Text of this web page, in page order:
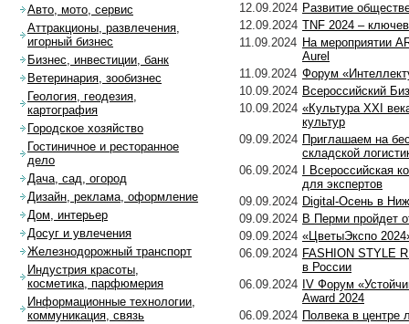
12.09.2024 Развитие
12.09.2024 TNF 2024 –
11.09.2024 На мероприятии
Aurel
11.09.2024 Форум
10.09.2024 Всероссийский
10.09.2024 «Культура XXI
культур
09.09.2024 Приглашаем на
складской
06.09.2024
I Всероссийская
для экспертов
09.09.2024 Digital-Осень в
09.09.2024 В Перми пройдет
09.09.2024 «ЦветыЭкспо
06.09.2024 FASHION STYLE
в России
06.09.2024 IV Форум
Award 2024
06.09.2024 Полвека в центре
Авто, мото, сервис
Аттракционы, развлечения,
игорный бизнес
Бизнес, инвестиции, банк
Ветеринария, зообизнес
Геология, геодезия,
картография
Городское хозяйство
Гостиничное и ресторанное
дело
Дача, сад, огород
Дизайн, реклама, оформление
Дом, интерьер
Досуг и увлечения
Железнодорожный транспорт
Индустрия красоты,
косметика, парфюмерия
Информационные технологии,
коммуникация, связь